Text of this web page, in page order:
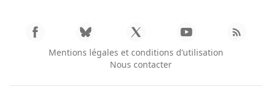
Mentions légales et conditions d’utilisation
Nous contacter